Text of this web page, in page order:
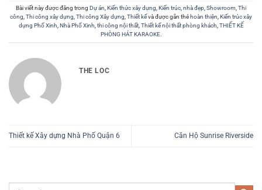
Bài viết này được đăng trong Dự án, Kiến thức xây dựng, Kiến trúc,nhà đẹp,Showroom,Thi
công,Thi công xây dựng,Thi công Xây dựng,Thiết kếvà được gắn thẻ hoàn thiện, Kiến trúc xây
dựng Phố Xinh, Nhà Phố Xinh,thi công nội thất,Thiết kế nội thất phòng khách,THIẾT KẾ
PHÒNG HÁT KARAOKE.
THE LOC
Thiết kế Xây dựng Nhà Phố Quận 6 Căn Hộ Sunrise Riverside